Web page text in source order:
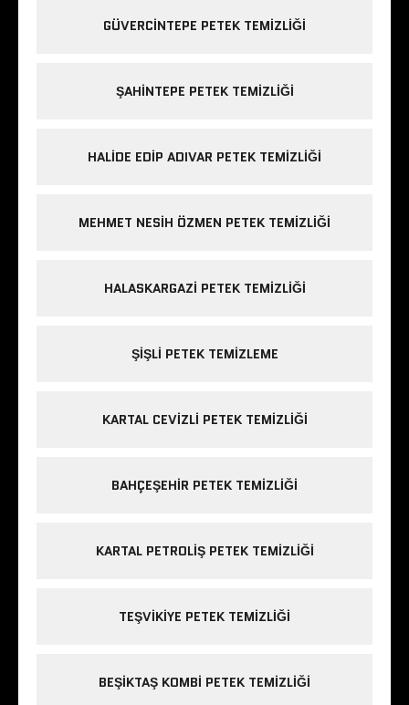
GÜVERCINTEPE PETEK TEMIZLIĞI
ŞAHINTEPE PETEK TEMIZLIĞI
HALIDE EDIP ADIVAR PETEK TEMIZLIĞI
MEHMET NESIH ÖZMEN PETEK TEMIZLIĞI
HALASKARGAZI PETEK TEMIZLIĞI
ŞIŞLI PETEK TEMIZLEME
KARTAL CEVIZLI PETEK TEMIZLIĞI
BAHÇEŞEHIR PETEK TEMIZLIĞI
KARTAL PETROLIŞ PETEK TEMIZLIĞI
TEŞVIKIYE PETEK TEMIZLIĞI
BEŞIKTAŞ KOMBI PETEK TEMIZLIĞI